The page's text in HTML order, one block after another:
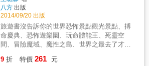
把我載向夢中的意境，一次又一次……飛向無
盡的國度，飛向世界的邊緣。
八方 出版
2014/09/20 出版
旅遊書沒告訴你的世界恐怖景點觀光景點、搏
命慶典、恐怖遊樂園、玩命體能王、死靈空
間、冒險魔域、魔性之島、世界之最去了才知
都沒寫！去了才知道很恐怖！只好硬著頭皮一
9 折 特價 261 元